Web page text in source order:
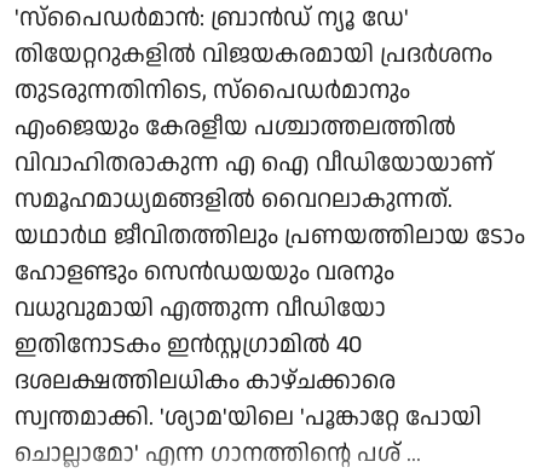
'സ്‌പൈഡർമാൻ: ബ്രാൻഡ് ന്യൂ ഡേ'
തിയേറ്ററുകളിൽ വിജയകരമായി പ്രദർശനം
തുടരുന്നതിനിടെ, സ്പൈഡർമാനും
എംജെയും കേരളീയ പശ്ചാത്തലത്തിൽ
വിവാഹിതരാകുന്ന എ ഐ വീഡിയോയാണ്
സമൂഹമാധ്യമങ്ങളിൽ വൈറലാകുന്നത്.
യഥാർഥ ജീവിതത്തിലും പ്രണയത്തിലായ ടോം
ഹോളണ്ടും സെൻഡയയും വരനും
വധുവുമായി എത്തുന്ന വീഡിയോ
ഇതിനോടകം ഇൻസ്റ്റഗ്രാമിൽ 40
ദശലക്ഷത്തിലധികം കാഴ്ചക്കാരെ
സ്വന്തമാക്കി. 'ശ്യാമ'യിലെ 'പൂങ്കാറ്റേ പോയി
ചൊല്ലാമോ' എന്ന ഗാനത്തിന്റെ പശ് ...